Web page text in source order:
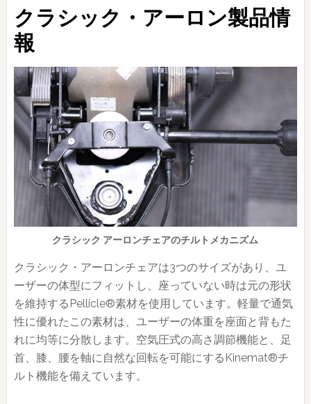
クラシック・アーロン製品情
報
クラシック アーロンチェアのチルトメカニズム
クラシック・アーロンチェアは3つのサイズがあり、ユ
ーザーの体型にフィットし、座っていない時は元の形状
を維持するPellicle®素材を使用しています。軽量で通気
性に優れたこの素材は、ユーザーの体重を座面と背もた
れに均等に分散します。空気圧式の高さ調節機能と、足
首、膝、腰を軸に自然な回転を可能にするKinemat®チ
ルト機能を備えています。